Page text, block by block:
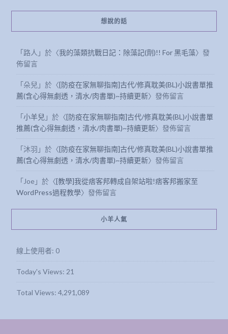
想說的話
「路人 」於〈我的藻類抗戰日記：除藻記(劑)!! For 黑毛藻〉發
佈留言
「朵兒 」於〈[防疫在家無聊指南]古代/修真耽美(BL)小說書單推
薦(含心得無劇透，清水/肉書單)~持續更新〉發佈留言
「小羊兒 」於〈[防疫在家無聊指南]古代/修真耽美(BL)小說書單
推薦(含心得無劇透，清水/肉書單)~持續更新〉發佈留言
「沐羽 」於〈[防疫在家無聊指南]古代/修真耽美(BL)小說書單推
薦(含心得無劇透，清水/肉書單)~持續更新〉發佈留言
「Joe 」於〈[教學]我從痞客邦轉成自架站啦!痞客邦搬家至
WordPress過程教學〉發佈留言
小羊人氣
線上使用者: 0
Today's Views: 21
Total Views: 4,291,089